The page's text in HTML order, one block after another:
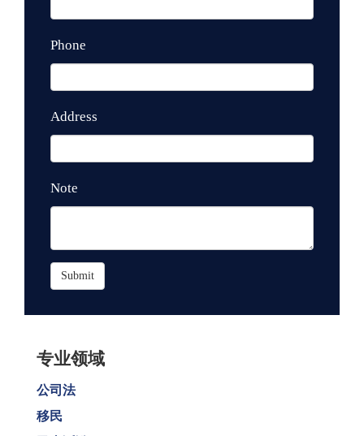
Phone
Address
Note
Submit
专业领域
公司法
移民